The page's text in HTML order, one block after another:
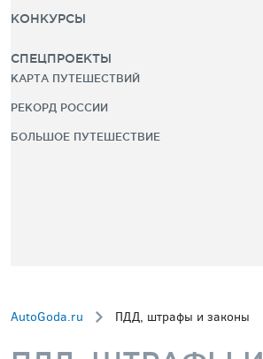
КОНКУРСЫ
СПЕЦПРОЕКТЫ
КАРТА ПУТЕШЕСТВИЙ
РЕКОРД РОССИИ
БОЛЬШОЕ ПУТЕШЕСТВИЕ
AutoGoda.ru ПДД, штрафы и законы